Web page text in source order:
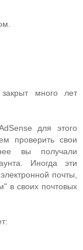
закрыт много лет
для этого
проверить свои
вы получали
Иногда эти
почты,
в своих почтовых